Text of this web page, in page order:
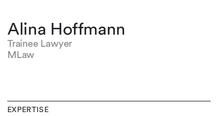
Alina Hoffmann
Trainee Lawyer
MLaw
EXPERTISE